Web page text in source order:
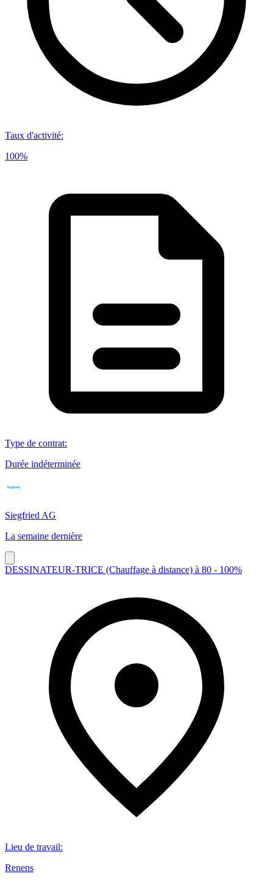
Taux d'activité:
100%
Type de contrat:
Durée indéterminée
Siegfried AG
La semaine dernière
DESSINATEUR-TRICE (Chauffage à distance) à 80 - 100%
Lieu de travail:
Renens